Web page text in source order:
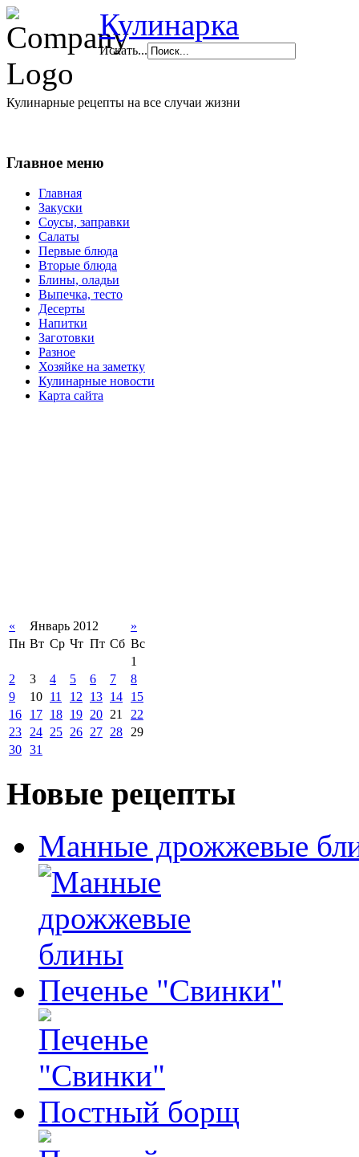
Кулинарка
Искать...
Кулинарные рецепты на все случаи жизни
Главное меню
Главная
Закуски
Соусы, заправки
Салаты
Первые блюда
Вторые блюда
Блины, оладьи
Выпечка, тесто
Десерты
Напитки
Заготовки
Разное
Хозяйке на заметку
Кулинарные новости
Карта сайта
« Январь 2012
»
Пн Вт Ср Чт Пт Сб Вс
1
2
3 4 5 6 7
8
9
10 11 12 13 14
15
16
17 18 19 20 21
22
23 24 25 26 27 28 29
30 31
Новые рецепты
Манные дрожжевые
Печенье "Свинки"
Постный борщ